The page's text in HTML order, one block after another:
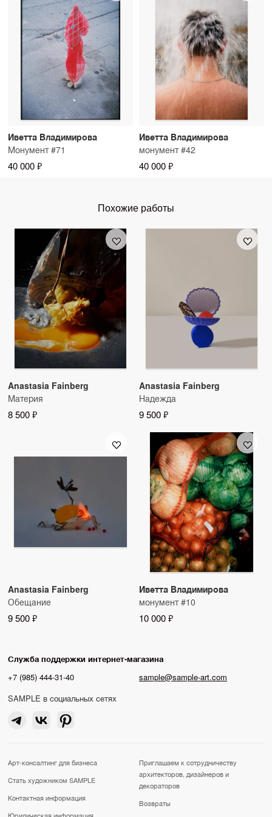
Иветта Владимирова
Монумент #71
40 000 ₽
Иветта Владимирова
монумент #42
40 000 ₽
Похожие работы
Anastasia Fainberg
Материя
8 500 ₽
Anastasia Fainberg
Надежда
9 500 ₽
Anastasia Fainberg
Обещание
9 500 ₽
Иветта Владимирова
монумент #10
10 000 ₽
Служба поддержки интернет-магазина
+7 (985) 444-31-40
sample@sample-art.com
SAMPLE в социальных сетях
Арт-консалтинг для бизнеса
Стать художником SAMPLE
Контактная информация
Юридическая информация
Приглашаем к сотрудничеству
архитекторов, дизайнеров и
декораторов
Возвраты